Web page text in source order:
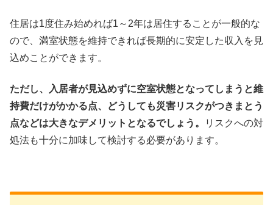
住居は1度住み始めれば1～2年は居住することが一般的な
ので、満室状態を維持できれば長期的に安定した収入を見
込めことができます。
ただし、入居者が見込めずに空室状態となってしまうと維
持費だけがかかる点、どうしても災害リスクがつきまとう
点などは大きなデメリットとなるでしょう。
リスクへの対
処法も十分に加味して検討する必要があります。